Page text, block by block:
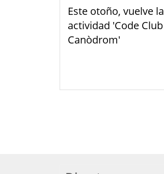
Este otoño, vuelve la
actividad 'Code Club
Canòdrom'